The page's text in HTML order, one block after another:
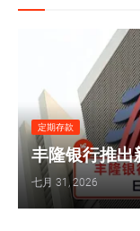
定期存款
丰隆银行推出
七月 31, 2026